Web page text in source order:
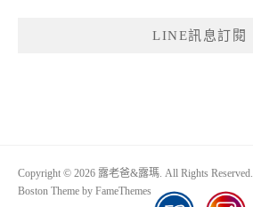
LINE訊息訂閱
Copyright © 2026 露老爸&露瑪. All Rights Reserved.
Boston Theme by FameThemes